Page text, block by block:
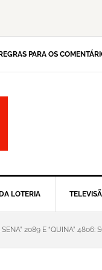
REGRAS PARA OS
LOTERIA
2089 E “QUINA” 4806: